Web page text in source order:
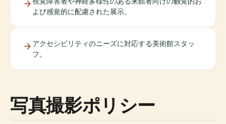
よび感覚的に配慮された展示。
アクセシビリティのニーズに対応する美術館スタッ
フ。
写真撮影ポリシー